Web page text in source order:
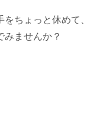
ちょっと休めて、
みませんか？